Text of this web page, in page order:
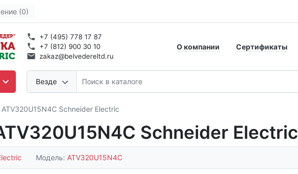
(0)
+7 (495) 778 17 87
+7 (812) 900 30 10
zakaz@belvedereltd.ru
Везде
О компании Сертификаты
ATV320U15N4C Schneider Electric
Schneider Electric
Модель: ATV320U15N4C